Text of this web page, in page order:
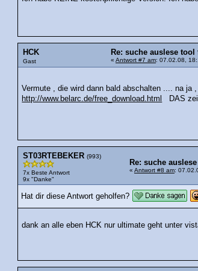
HCK
Gast
Re: suche auslese
« Antwort #7 am: 07.02.08,
Vermute , die wird dann bald abschalten .... na ja ,
http://www.belarc.de/free_download.html
DAS
ST03RTEBEKER (993)
7x Beste Antwort
9x "Danke"
Re: suche
« Antwort #8 am:
Hat dir diese Antwort geholfen?
dank an alle eben HCK nur ultimate geht unter